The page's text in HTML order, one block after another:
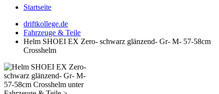
Startseite
driftkollege.de
Fahrzeuge & Teile
Helm SHOEI EX Zero- schwarz glänzend- Gr- M- 57-58cm
Crosshelm